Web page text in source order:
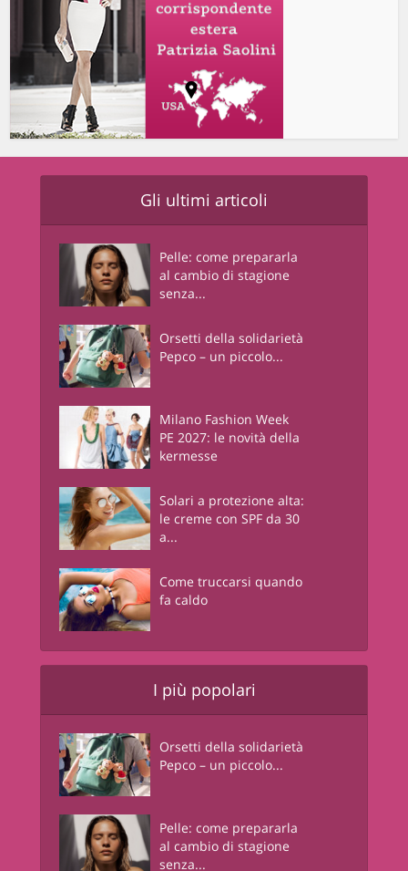
Gli ultimi articoli
Pelle: come prepararla
al cambio di stagione
senza...
Orsetti della solidarietà
Pepco – un piccolo...
Milano Fashion Week
PE 2027: le novità della
kermesse
Solari a protezione alta:
le creme con SPF da 30
a...
Come truccarsi quando
fa caldo
I più popolari
Orsetti della solidarietà
Pepco – un piccolo...
Pelle: come prepararla
al cambio di stagione
senza...